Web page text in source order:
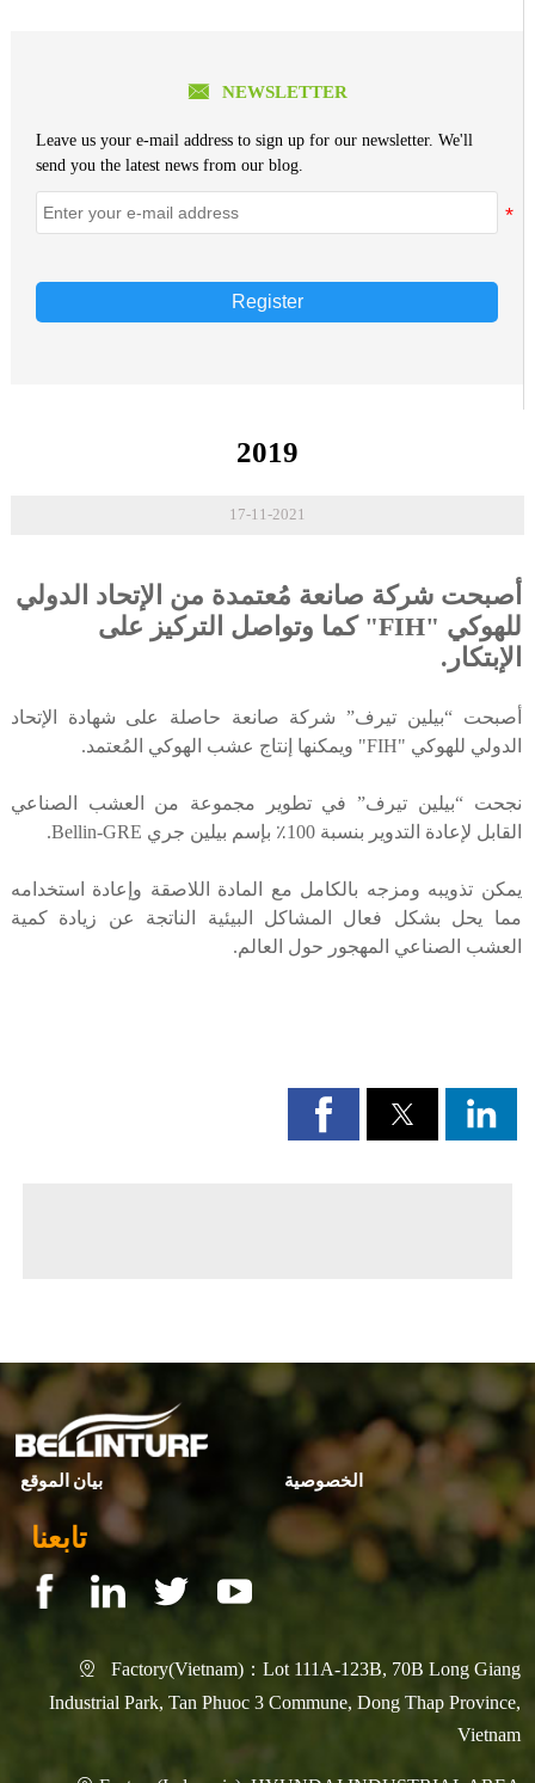
 NEWSLETTER
Leave us your e-mail address to sign up for our newsletter. We'll
send you the latest news from our blog.
Register
2019
17-11-2021
أصبحت شركة صانعة مُعتمدة من الإتحاد الدولي
للهوكي "FIH" كما وتواصل التركيز على
الإبتكار.
أصبحت “بيلين تيرف” شركة صانعة حاصلة على شهادة الإتحاد
الدولي للهوكي "FIH" ويمكنها إنتاج عشب الهوكي المُعتمد.
نجحت “بيلين تيرف” في تطوير مجموعة من العشب الصناعي
القابل لإعادة التدوير بنسبة 100٪ بإسم بيلين جري Bellin-GRE.
يمكن تذويبه ومزجه بالكامل مع المادة اللاصقة وإعادة استخدامه
مما يحل بشكل فعال المشاكل البيئية الناتجة عن زيادة كمية
العشب الصناعي المهجور حول العالم.
بيان الموقع الخصوصية
تابعنا

Factory(Vietnam)：Lot 111A-123B, 70B Long Giang
Industrial Park, Tan Phuoc 3 Commune, Dong Thap Province,
Vietnam